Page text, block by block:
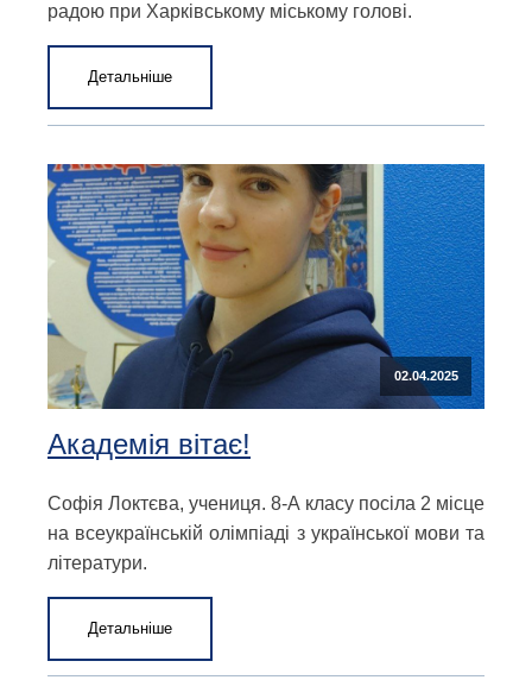
радою при Харківському міському голові.
Детальніше
02.04.2025
Академія вітає!
Софія Локтєва, учениця. 8-А класу посіла 2 місце
на всеукраїнській олімпіаді з української мови та
літератури.
Детальніше